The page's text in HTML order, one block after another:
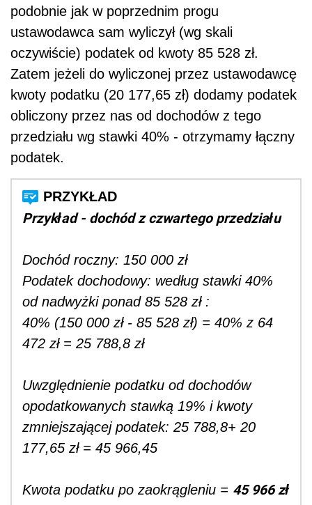
podobnie jak w poprzednim progu
ustawodawca sam wyliczył (wg skali
oczywiście) podatek od kwoty 85 528 zł.
Zatem jeżeli do wyliczonej przez ustawodawcę
kwoty podatku (20 177,65 zł) dodamy podatek
obliczony przez nas od dochodów z tego
przedziału wg stawki 40% - otrzymamy łączny
podatek.
Przykład - dochód z czwartego przedziału
Dochód roczny: 150 000 zł
Podatek dochodowy: według stawki 40%
od nadwyżki ponad85 528 zł :
40% (150 000 zł - 85 528 zł) = 40% z 64
472 zł = 25 788,8 zł
Uwzględnienie podatku od dochodów
opodatkowanych stawką 19% i kwoty
zmniejszającej podatek: 25 788,8+ 20
177,65 zł = 45 966,45
Kwota podatku po zaokrągleniu = 45 966 zł